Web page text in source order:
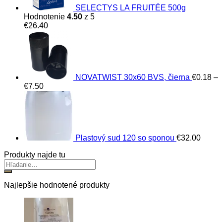
page
SELECTYS LA FRUITÉE 500g
Hodnotenie 4.50 z 5
€26.40
NOVATWIST 30x60 BVS, čierna €0.18 –
€7.50Price
range:
Plastový sud 120 so sponou €32.00
Produkty najde tu
Najlepšie hodnotené produkty